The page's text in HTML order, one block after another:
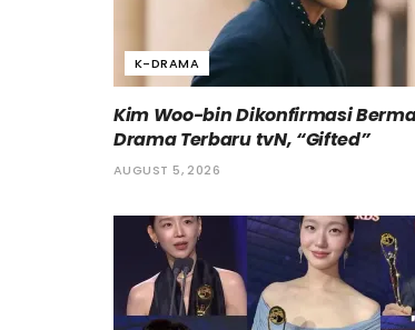
K-DRAMA
Kim Woo-bin Dikonfirmasi
Drama Terbaru tvN, “Gifted”
AUGUST 5, 2026